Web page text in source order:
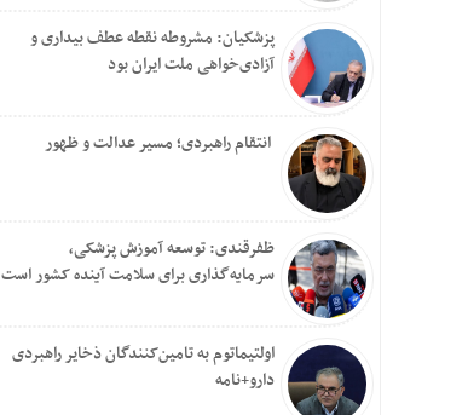
پزشکیان: مشروطه نقطه عطف بیداری و
آزادی‌خواهی ملت ایران بود
انتقام راهبردی؛ مسیر عدالت و ظهور
ظفرقندی: توسعه آموزش پزشکی،
سرمایه‌گذاری برای سلامت آینده کشور است
اولتیماتوم به تامین‌کنندگان ذخایر راهبردی
دارو+نامه